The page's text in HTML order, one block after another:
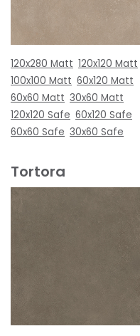
120x280 Matt 120x120 Matt
100x100 Matt 60x120 Matt
60x60 Matt 30x60 Matt
120x120 Safe 60x120 Safe
60x60 Safe 30x60 Safe
Tortora